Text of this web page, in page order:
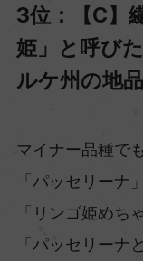
3位：【C】
姫」と呼び
ルケ州の地
マイナー品種で
「パッセリーナ
「リンゴ姫めち
「パッセリーナ